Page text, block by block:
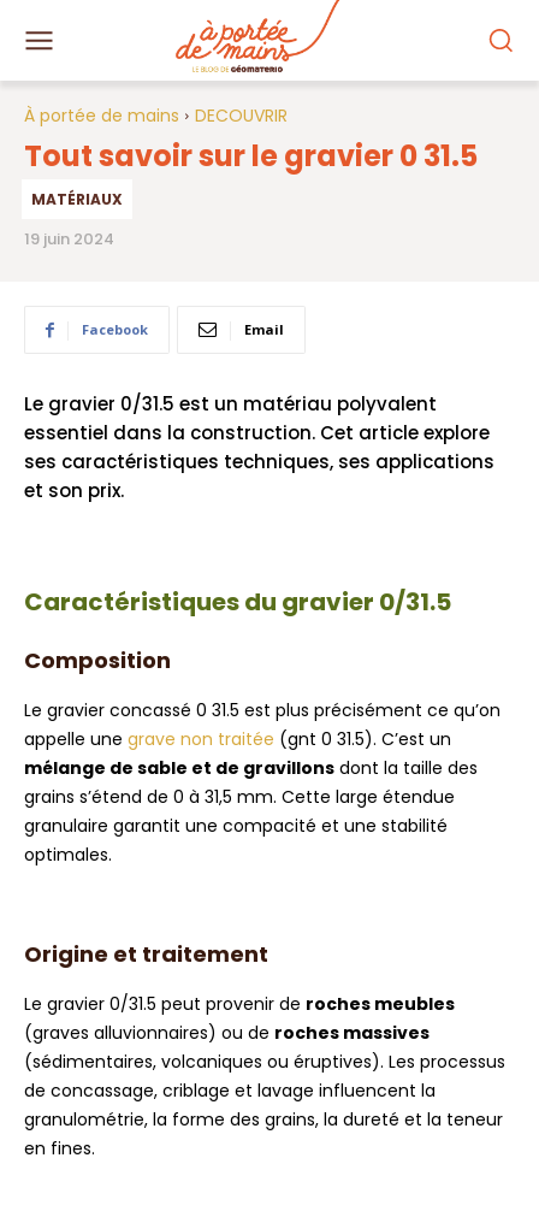
À portée de mains DECOUVRIR
Tout savoir sur le gravier 0 31.5
MATÉRIAUX
19 juin 2024
Facebook Email
Le gravier 0/31.5 est un matériau polyvalent
essentiel dans la construction. Cet article explore
ses caractéristiques techniques, ses applications
et son prix.
Caractéristiques du gravier 0/31.5
Composition
Le gravier concassé 0 31.5 est plus précisément ce qu’on
appelle une grave non traitée (gnt 0 31.5). C’est un
mélange de sable et de gravillons dont la taille des
grains s’étend de 0 à 31,5 mm. Cette large étendue
granulaire garantit une compacité et une stabilité
optimales.
Origine et traitement
Le gravier 0/31.5 peut provenir de roches meubles
(graves alluvionnaires) ou de roches massives
(sédimentaires, volcaniques ou éruptives). Les processus
de concassage, criblage et lavage influencent la
granulométrie, la forme des grains, la dureté et la teneur
en fines.